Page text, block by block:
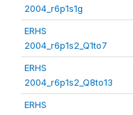
2004_r6p1s1g
ERHS
2004_r6p1s2_Q1to7
ERHS
2004_r6p1s2_Q8to13
ERHS